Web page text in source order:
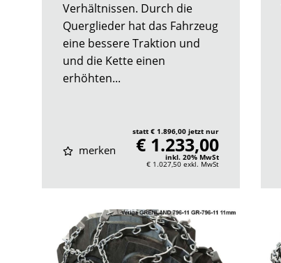
Verhältnissen. Durch die
Querglieder hat das Fahrzeug
eine bessere Traktion und
und die Kette einen
erhöhten...
merken
statt € 1.896,00 jetzt nur
€ 1.233,00
inkl. 20% MwSt
€ 1.027,50 exkl. MwSt